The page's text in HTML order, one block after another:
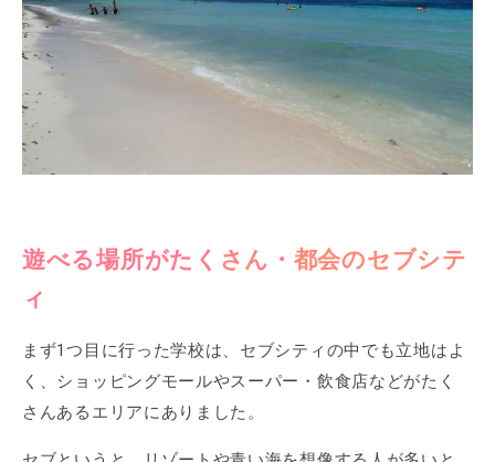
遊べる場所がたくさん・都会のセブシテ
ィ
まず1つ目に行った学校は、セブシティの中でも立地はよ
く、ショッピングモールやスーパー・飲食店などがたく
さんあるエリアにありました。